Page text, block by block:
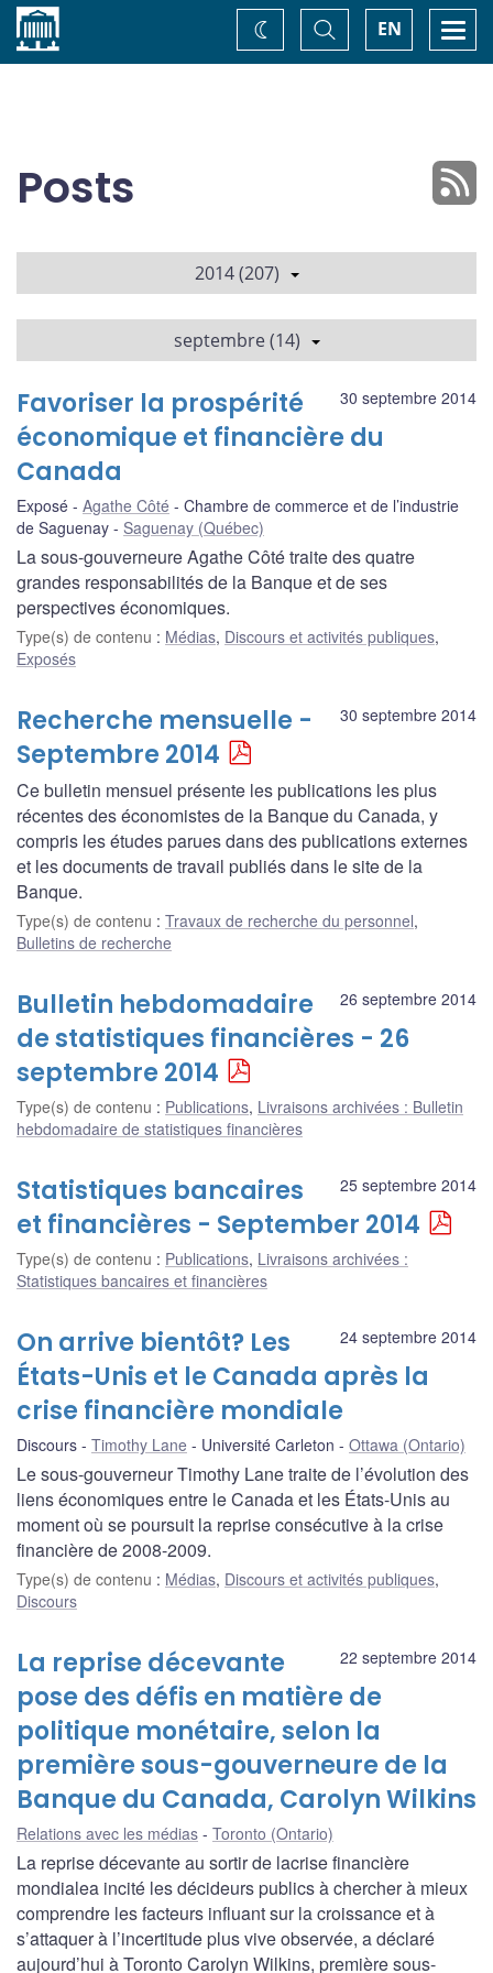
Accueil EN
Basculer
la
recherche
Changez
de
Posts
2014 (207)
septembre (14)
30 septembre 2014
Favoriser la prospérité
économique et financière du
Canada
Exposé Agathe Côté
Chambre de commerce et de l’industrie
de Saguenay
Saguenay (Québec)
La sous-gouverneure Agathe Côté traite des quatre
grandes responsabilités de la Banque et de ses
perspectives économiques.
Type(s) de contenu : Médias, Discours et activités publiques,
Exposés
30 septembre 2014
Recherche mensuelle -
Septembre 2014
Ce bulletin mensuel présente les publications les plus
récentes des économistes de la Banque du Canada, y
compris les études parues dans des publications externes
et les documents de travail publiés dans le site de la
Banque.
Type(s) de contenu : Travaux de recherche du personnel,
Bulletins de recherche
26 septembre 2014
Bulletin hebdomadaire
de statistiques financières - 26
septembre 2014
Type(s) de contenu : Publications, Livraisons archivées : Bulletin
hebdomadaire de statistiques financières
25 septembre 2014
Statistiques bancaires
et financières - September 2014
Type(s) de contenu : Publications, Livraisons archivées :
Statistiques bancaires et financières
24 septembre 2014
On arrive bientôt? Les
États-Unis et le Canada après la
crise financière mondiale
Discours Timothy Lane Université Carleton Ottawa (Ontario)
Le sous-gouverneur Timothy Lane traite de l’évolution des
liens économiques entre le Canada et les États-Unis au
moment où se poursuit la reprise consécutive à la crise
financière de 2008-2009.
Type(s) de contenu : Médias, Discours et activités publiques,
Discours
22 septembre 2014
La reprise décevante
pose des défis en matière de
politique monétaire, selon la
première sous-gouverneure de la
Banque du Canada, Carolyn Wilkins
Relations avec les médias Toronto (Ontario)
La reprise décevante au sortir de lacrise financière
mondialea incité les décideurs publics à chercher à mieux
comprendre les facteurs influant sur la croissance et à
s’attaquer à l’incertitude plus vive observée, a déclaré
aujourd’hui à Toronto Carolyn Wilkins, première sous-